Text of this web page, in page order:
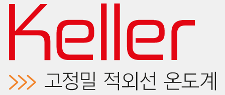
도면 PA 10-K004